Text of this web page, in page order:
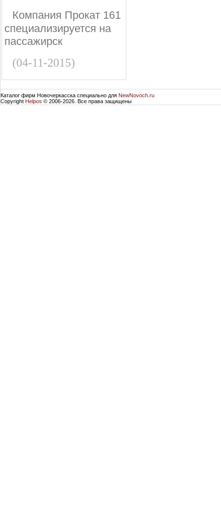
Компания Прокат 161
специализируется на
пассажирск
(04-11-2015)
Каталог фирм Новочеркасска специально для NewNovoch.ru
Copyright Helpos © 2006-2026. Все права защищены